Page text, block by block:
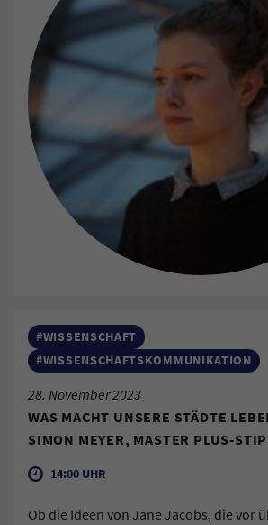
#WISSENSCHAFT
#WISSENSCHAFTSKOMMUNIKATION
28. November 2023
WAS MACHT UNSERE STÄDTE
SIMON MEYER, MASTER PLUS-
14:00 UHR
Ob die Ideen von Jane Jacobs, die vor